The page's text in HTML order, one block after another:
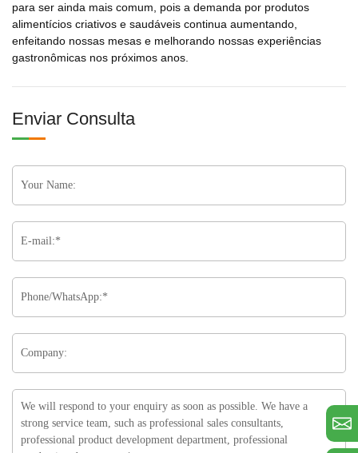
para ser ainda mais comum, pois a demanda por produtos
alimentícios criativos e saudáveis ​​continua aumentando,
enfeitando nossas mesas e melhorando nossas experiências
gastronômicas nos próximos anos.
Enviar Consulta